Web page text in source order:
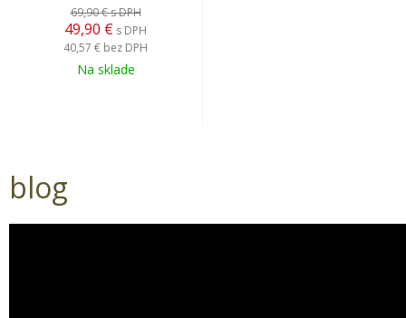
69,90 €s DPH
49,90 € s DPH
40,57 € bez DPH
Na sklade
blog